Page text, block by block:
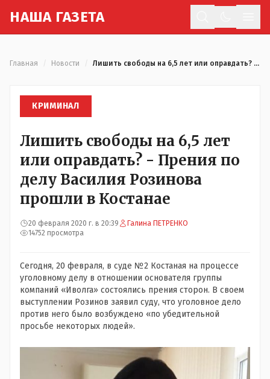
НАША ГАЗЕТА
Главная Новости Лишить свободы на 6,5 лет или оправдать? - Прения по делу Василия Розинова прошли в Костанае
КРИМИНАЛ
Лишить свободы на 6,5 лет
или оправдать? - Прения по
делу Василия Розинова
прошли в Костанае
20 февраля 2020 г. в 20:39
Галина ПЕТРЕНКО
14752 просмотра
Сегодня, 20 февраля, в суде №2 Костаная на процессе
уголовному делу в отношении основателя группы
компаний «Иволга» состоялись прения сторон. В своем
выступлении Розинов заявил суду, что уголовное дело
против него было возбуждено «по убедительной
просьбе некоторых людей».